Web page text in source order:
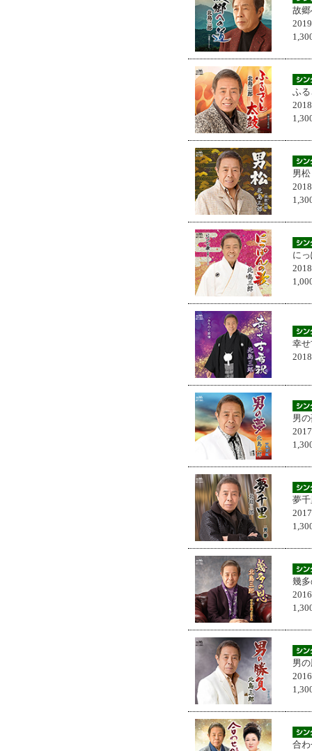
故
ふ
男松
に
幸
男
夢
幾
男
合